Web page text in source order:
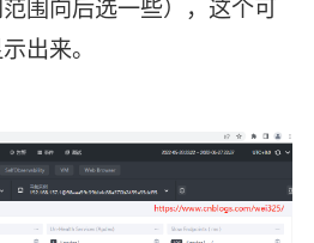
围向后选一些），这个可
出来。